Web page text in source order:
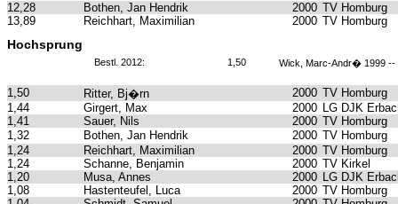
12,28 Bothen, Jan Hendrik 2000 TV Homburg
13,89
Reichhart, Maximilian 2000 TV Homburg
Hochsprung
Bestl. 2012: 1,50 Wick, Marc-Andr� 1999
1,50 Ritter, Bj�rn 2000 TV Homburg
1,44
Girgert, Max 2000 LG DJK
1,41
Sauer, Nils 2000 TV Homburg
1,32
Bothen, Jan Hendrik 2000 TV Homburg
1,24
Reichhart, Maximilian 2000 TV Homburg
1,24
Schanne, Benjamin 2000 TV Kirkel
1,20
Musa, Annes 2000 LG DJK
1,08
Hastenteufel, Luca 2000 TV Homburg